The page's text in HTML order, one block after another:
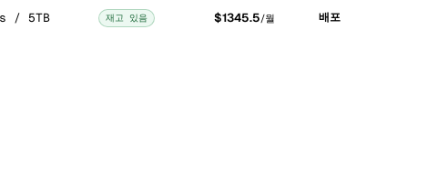
/ 5TB 재고 있음 $1345.5/월 배포